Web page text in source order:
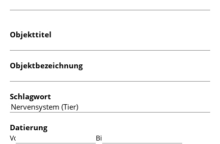
Objekttitel
Objektbezeichnung
Schlagwort
Datierung
Von: Bis: